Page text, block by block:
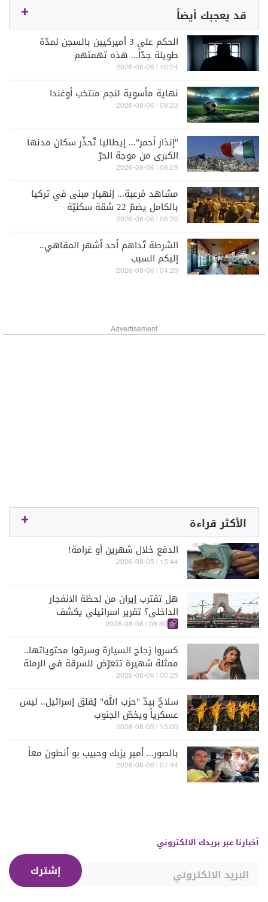
قد يعجبك أيضاً
الحكم على 3 أميركيين بالسجن لمدّة
طويلة جدّاً... هذه تهمتهم
10:24 | 2026-08-06
نهاية مأسوية لنجم منتخب أوغندا
09:23 | 2026-08-06
"إنذار أحمر"... إيطاليا تُحذّر سكان مدنها
الكبرى من موجة الحرّ
08:05 | 2026-08-06
مشاهد مُرعبة... إنهيار مبنى في تركيا
بالكامل يضمّ 22 شقة سكنيّة
06:20 | 2026-08-06
الشرطة تُداهم أحد أشهر المقاهي..
إليكم السبب
04:20 | 2026-08-06
Advertisement
الأكثر قراءة
الدفع خلال شهرين أو غرامة!
15:44 | 2026-08-05
هل تقترب إيران من لحظة الانفجار
الداخلي؟ تقرير اسرائيلي يكشف
الكواليس
08:30 | 2026-08-06
كسروا زجاج السيارة وسرقوا محتوياتها..
ممثلة شهيرة تتعرّض للسرقة في الرملة
البيضاء (فيديو)
00:25 | 2026-08-06
سلاحٌ بيدّ "حزب الله" يُقلق إسرائيل.. ليس
عسكرياً ويخصّ الجنوب
15:00 | 2026-08-05
بالصور... أمير يزبك وحبيب بو أنطون معاً
07:44 | 2026-08-06
أخبارنا عبر بريدك الالكتروني
إشترك